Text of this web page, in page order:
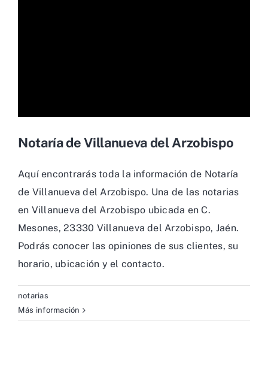
Notaría de Villanueva del Arzobispo
Aquí encontrarás toda la información de Notaría
de Villanueva del Arzobispo. Una de las notarias
en Villanueva del Arzobispo ubicada en C.
Mesones, 23330 Villanueva del Arzobispo, Jaén.
Podrás conocer las opiniones de sus clientes, su
horario, ubicación y el contacto.
notarias
Más información